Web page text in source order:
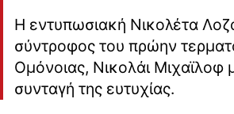
Η εντυπωσιακή Νικολέτα
σύντροφος του πρώην
Ομόνοιας, Νικολάι Μιχαϊλοφ
συνταγή της ευτυχίας.